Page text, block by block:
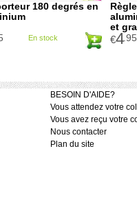
180 degrés en
En stock
et
€4 .95
BESOIN D'AIDE?
Vous attendez votre
Vous avez reçu votre
Nous contacter
Plan du site